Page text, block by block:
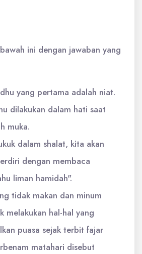
ini dengan jawaban yang
yang pertama adalah niat.
dilakukan dalam hati saat
muka.
dalam shalat, kita akan
dengan membaca
liman hamidah".
tidak makan dan minum
melakukan hal-hal yang
puasa sejak terbit fajar
matahari disebut